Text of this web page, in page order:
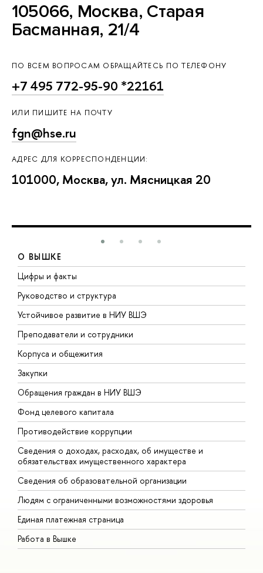
105066, Москва, Старая
Басманная, 21/4
ПО ВСЕМ ВОПРОСАМ ОБРАЩАЙТЕСЬ ПО ТЕЛЕФОНУ
+7 495 772-95-90 *22161
ИЛИ ПИШИТЕ НА ПОЧТУ
fgn@hse.ru
АДРЕС ДЛЯ КОРРЕСПОНДЕНЦИИ:
101000, Москва, ул. Мясницкая 20
О ВЫШКЕ
Цифры и факты
Руководство и структура
Устойчивое развитие в НИУ ВШЭ
Преподаватели и сотрудники
Корпуса и общежития
Закупки
Обращения граждан в НИУ ВШЭ
Фонд целевого капитала
Противодействие коррупции
Сведения о доходах, расходах, об имуществе и
обязательствах имущественного характера
Сведения об образовательной организации
Людям с ограниченными возможностями здоровья
Единая платежная страница
Работа в Вышке